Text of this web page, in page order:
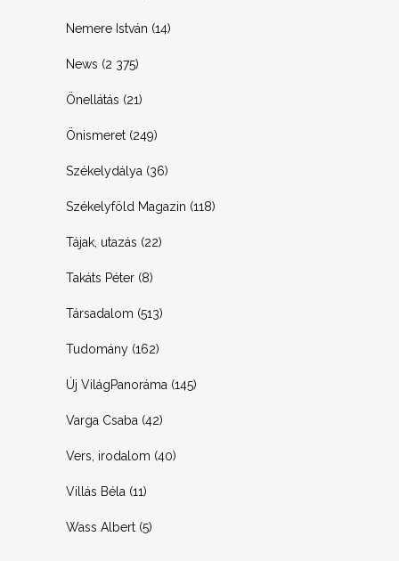
Nemere István (14)
News (2 375)
Önellátás (21)
Önismeret (249)
Székelydálya (36)
Székelyföld Magazin (118)
Tájak, utazás (22)
Takáts Péter (8)
Társadalom (513)
Tudomány (162)
Új VilágPanoráma (145)
Varga Csaba (42)
Vers, irodalom (40)
Villás Béla (11)
Wass Albert (5)